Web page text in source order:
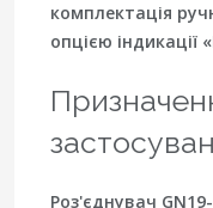
комплектація
опцією індикації
Роз'єднувач